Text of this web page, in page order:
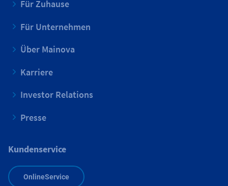
Für Zuhause
Für Unternehmen
Über Mainova
Karriere
Investor Relations
Presse
Kundenservice
OnlineService